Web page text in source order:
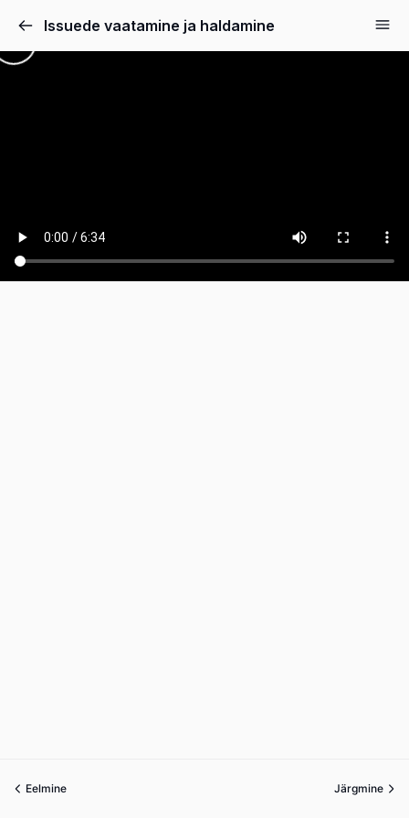
Issuede vaatamine ja haldamine
Eelmine Järgmine